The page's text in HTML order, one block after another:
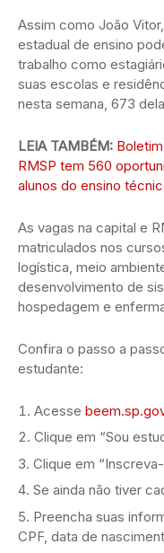
Assim como João
estadual de ensino
trabalho como
suas escolas e
nesta semana, 673
LEIA TAMBÉM:
RMSP tem 560
alunos do ensino
As vagas na capital e
matriculados nos
logística, meio
desenvolvimento de
hospedagem e
Confira o passo a
estudante:
Acesse
Clique em “Sou
Clique em
Se ainda não tiver
Preencha suas
CPF, data de